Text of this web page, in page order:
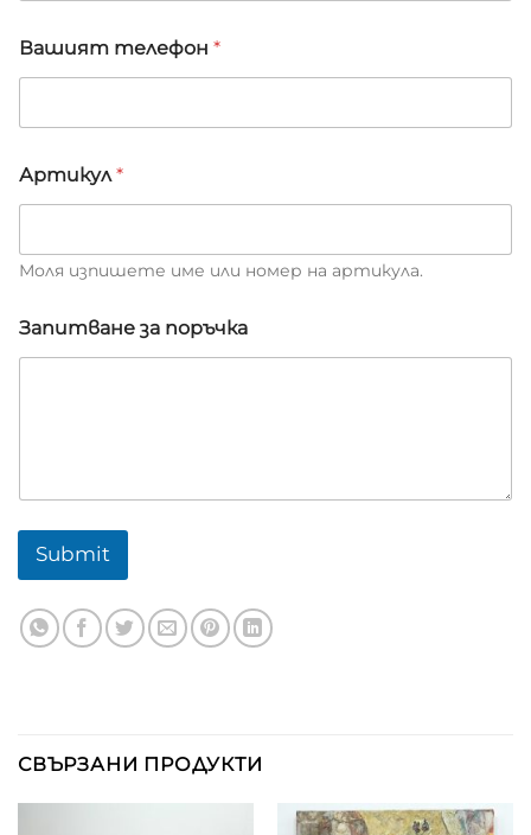
Вашият телефон *
п
о
ъ
ч
а
В
а
Артикул*
Моля изпишете име или номер на артикула.
Запитване за поръчка
Submit
СВЪРЗАНИ ПРОДУКТИ